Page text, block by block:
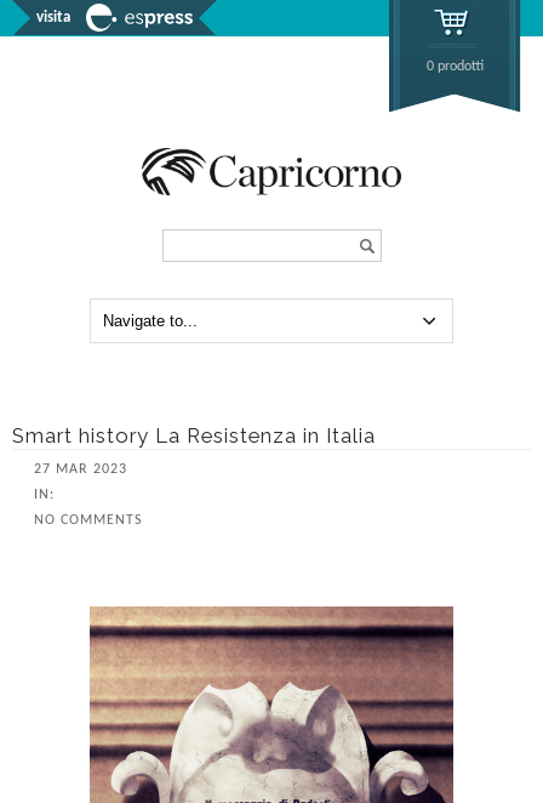
visita
0 prodotti
Smart history La Resistenza in Italia
27 MAR 2023
IN:
NO COMMENTS